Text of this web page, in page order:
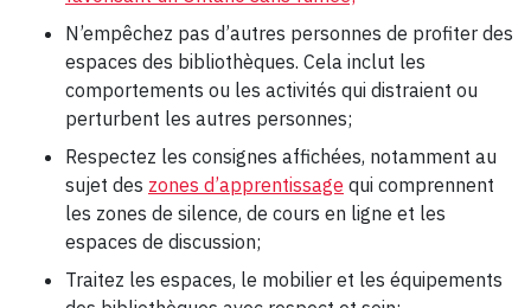
N’empêchez pas d’autres personnes de profiter des
espaces des bibliothèques. Cela inclut les
comportements ou les activités qui distraient ou
perturbent les autres personnes;
Respectez les consignes affichées, notamment au
sujet des zones d’apprentissage qui comprennent
les zones de silence, de cours en ligne et les
espaces de discussion;
Traitez les espaces, le mobilier et les équipements